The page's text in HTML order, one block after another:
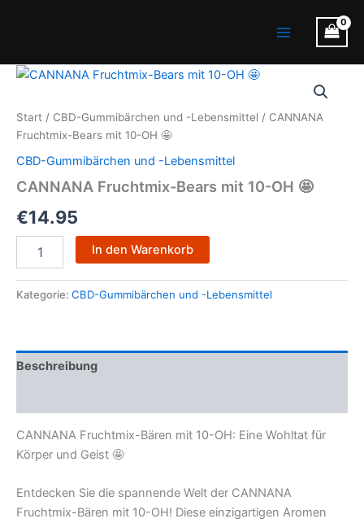
Menu
Start / CBD-Gummibärchen und -Lebensmittel / CANNANA
Fruchtmix-Bears mit 10-OH 🤩
CBD-Gummibärchen und -Lebensmittel
CANNANA Fruchtmix-Bears mit 10-OH 🤩
€14.95
CANNANA
mit
10-
OH
🤩
Menge
In den Warenkorb
Kategorie: CBD-Gummibärchen und -Lebensmittel
Beschreibung
CANNANA Fruchtmix-Bären mit 10-OH: Eine Wohltat für
Körper und Geist 🤩
Entdecken Sie die spannende Welt der CANNANA
Fruchtmix-Bären mit 10-OH! Diese einzigartigen Aromen